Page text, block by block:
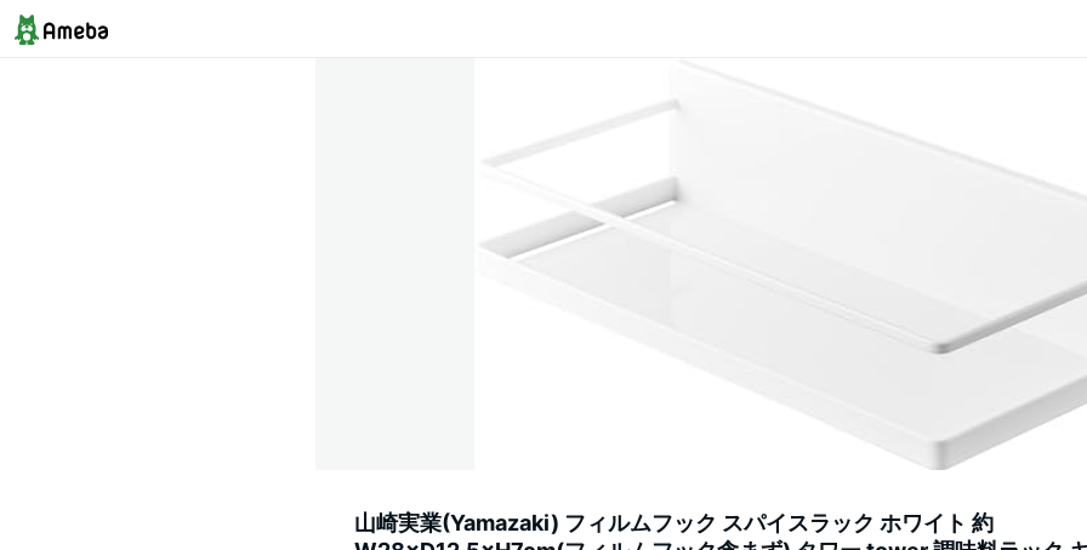
山崎実業(Yamazaki) フィルムフック スパイスラック ホワイト 約